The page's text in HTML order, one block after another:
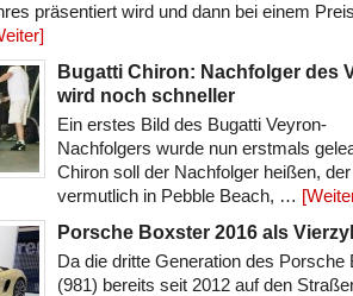
präsentiert wird und dann bei einem
Bugatti Chiron: Nachfolger des
wird noch schneller
Ein erstes Bild des Bugatti Veyron-
Nachfolgers wurde nun erstmals
Chiron soll der Nachfolger heißen, der
vermutlich in Pebble Beach, …
Porsche Boxster 2016 als
Da die dritte Generation des Porsche
(981) bereits seit 2012 auf den